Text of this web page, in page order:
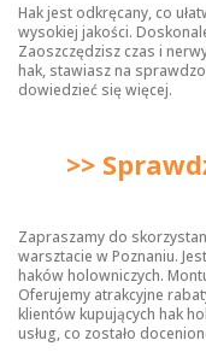
Hak jest odkręcany, co
wysokiej jakości.
Zaoszczędzisz czas i
hak, stawiasz na
dowiedzieć się więcej.
>>
Zapraszamy do
warsztacie w Poznaniu.
haków holowniczych.
Oferujemy atrakcyjne
klientów kupujących hak
usług, co zostało